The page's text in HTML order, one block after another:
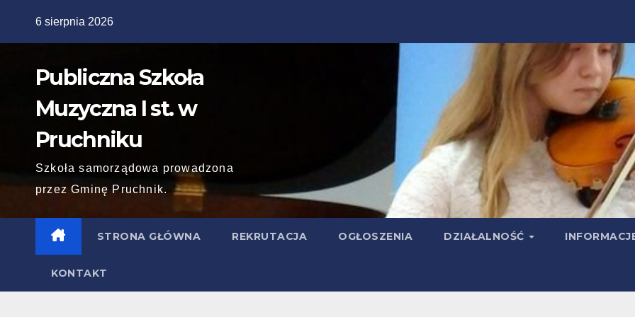
6 sierpnia 2026
Publiczna Szkoła
Muzyczna I st. w
Pruchniku
Szkoła samorządowa prowadzona
przez Gminę Pruchnik.
STRONA GŁÓWNA REKRUTACJA OGŁOSZENIA DZIAŁALNOŚĆ
KONTAKT